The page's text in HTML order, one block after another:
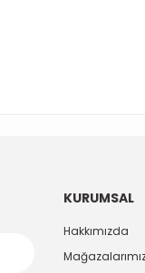
KURUMSAL
Hakkımızda